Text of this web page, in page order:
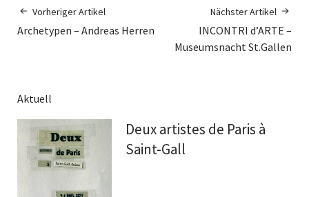
Vorheriger Artikel
Archetypen – Andreas Herren
Nächster Artikel
INCONTRI d’ARTE –
Museumsnacht St.Gallen
Aktuell
Deux artistes de Paris à
Saint-Gall